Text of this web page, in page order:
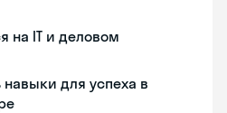
на IT и деловом
навыки для успеха в